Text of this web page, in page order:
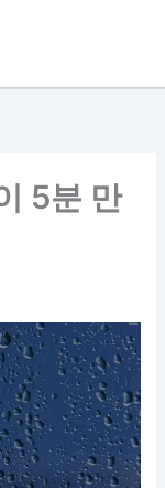
5분 만